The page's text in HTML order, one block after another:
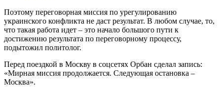
Поэтому переговорная миссия по урегулированию
украинского конфликта не даст результат. В любом случае, то,
что такая работа идет – это начало большого пути к
достижению результата по переговорному процессу,
подытожил политолог.
Перед поездкой в Москву в соцсетях Орбан сделал запись:
«Мирная миссия продолжается. Следующая остановка –
Москва».